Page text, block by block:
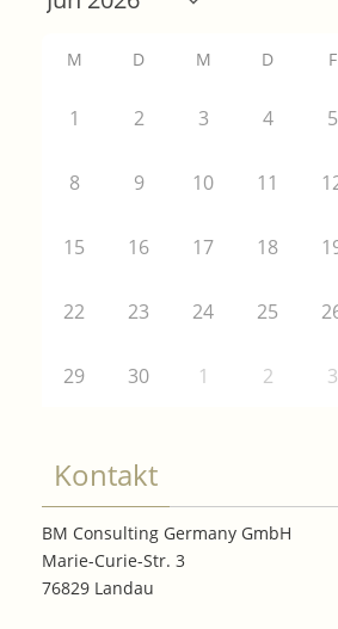
M D M D F
1 2 3 4 5
8 9 10 11
15 16 17 18
22 23 24 25
29 30 1 2 3
Kontakt
BM Consulting Germany GmbH
Marie-Curie-Str. 3
76829 Landau